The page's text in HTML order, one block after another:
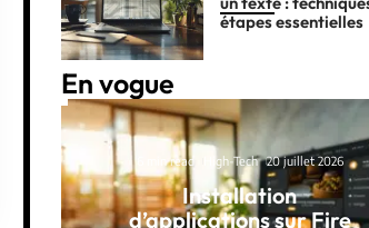
étapes essentielles
En vogue
6 min read High-Tech 20 juillet 2026
Installation
d’applications sur Fire